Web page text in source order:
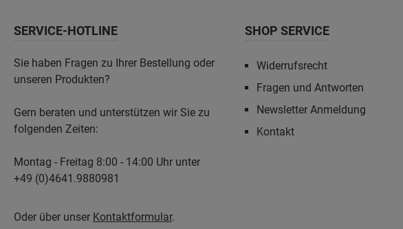
SERVICE-HOTLINE
Sie haben Fragen zu Ihrer Bestellung oder
unseren Produkten?
Gern beraten und unterstützen wir Sie zu
folgenden Zeiten:
Montag - Freitag 8:00 - 14:00 Uhr unter
+49 (0)4641.9880981
Oder über unser Kontaktformular.
SHOP SERVICE
Widerrufsrecht
Fragen und Antworten
Newsletter Anmeldung
Kontakt